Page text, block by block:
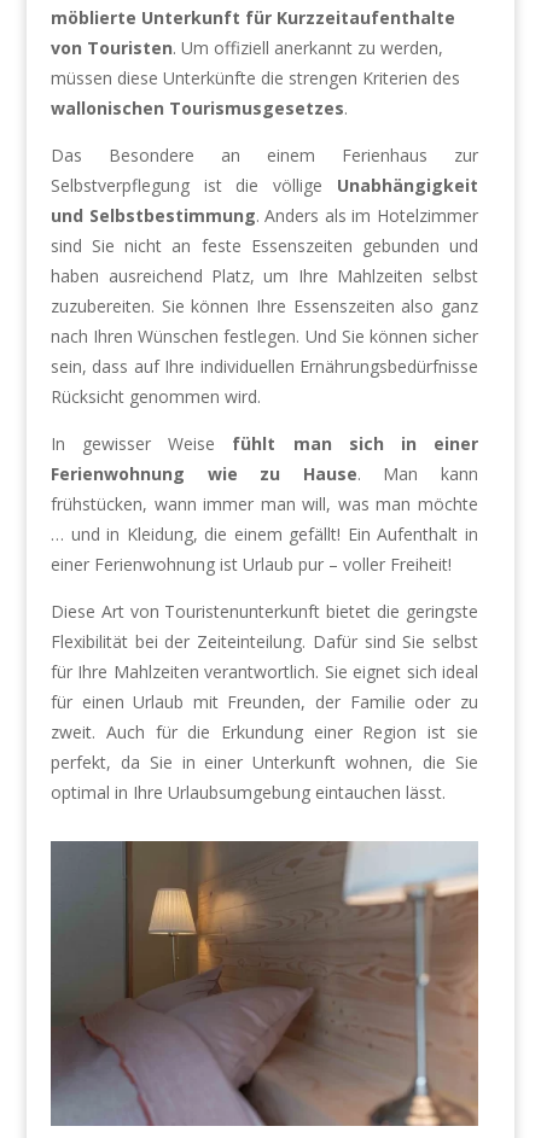
möblierte Unterkunft für Kurzzeitaufenthalte
von Touristen. Um offiziell anerkannt zu werden,
müssen diese Unterkünfte die strengen Kriterien des
wallonischen Tourismusgesetzes.
Das Besondere an einem Ferienhaus zur
Selbstverpflegung ist die völlige Unabhängigkeit
und Selbstbestimmung. Anders als im Hotelzimmer
sind Sie nicht an feste Essenszeiten gebunden und
haben ausreichend Platz, um Ihre Mahlzeiten selbst
zuzubereiten. Sie können Ihre Essenszeiten also ganz
nach Ihren Wünschen festlegen. Und Sie können sicher
sein, dass auf Ihre individuellen Ernährungsbedürfnisse
Rücksicht genommen wird.
In gewisser Weise fühlt man sich in einer
Ferienwohnung wie zu Hause. Man kann
frühstücken, wann immer man will, was man möchte
… und in Kleidung, die einem gefällt! Ein Aufenthalt in
einer Ferienwohnung ist Urlaub pur – voller Freiheit!
Diese Art von Touristenunterkunft bietet die geringste
Flexibilität bei der Zeiteinteilung. Dafür sind Sie selbst
für Ihre Mahlzeiten verantwortlich. Sie eignet sich ideal
für einen Urlaub mit Freunden, der Familie oder zu
zweit. Auch für die Erkundung einer Region ist sie
perfekt, da Sie in einer Unterkunft wohnen, die Sie
optimal in Ihre Urlaubsumgebung eintauchen lässt.